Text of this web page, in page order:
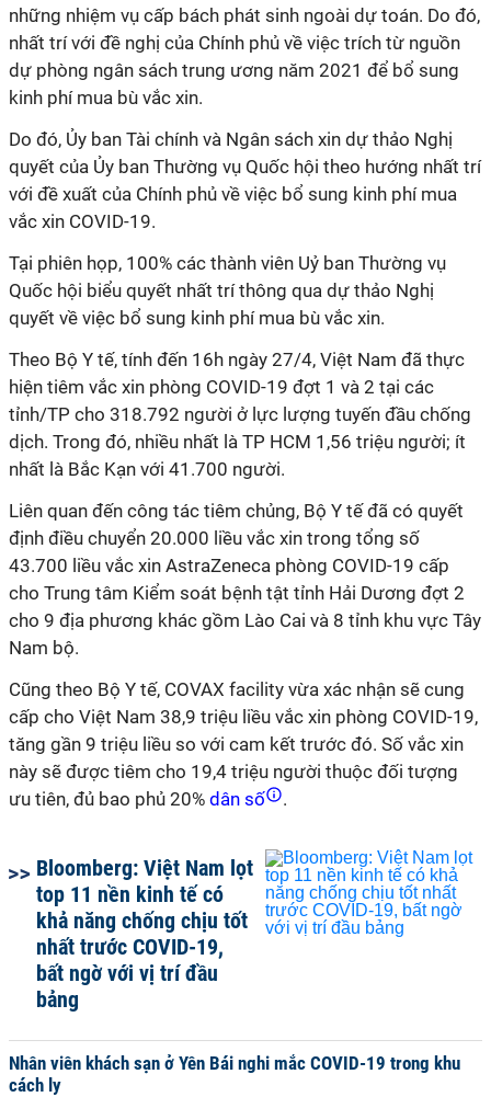
những nhiệm vụ cấp bách phát sinh ngoài dự toán. Do đó,
nhất trí với đề nghị của Chính phủ về việc trích từ nguồn
dự phòng ngân sách trung ương năm 2021 để bổ sung
kinh phí mua bù vắc xin.
Do đó, Ủy ban Tài chính và Ngân sách xin dự thảo Nghị
quyết của Ủy ban Thường vụ Quốc hội theo hướng nhất trí
với đề xuất của Chính phủ về việc bổ sung kinh phí mua
vắc xin COVID-19.
Tại phiên họp, 100% các thành viên Uỷ ban Thường vụ
Quốc hội biểu quyết nhất trí thông qua dự thảo Nghị
quyết về việc bổ sung kinh phí mua bù vắc xin.
Theo Bộ Y tế, tính đến 16h ngày 27/4, Việt Nam đã thực
hiện tiêm vắc xin phòng COVID-19 đợt 1 và 2 tại các
tỉnh/TP cho 318.792 người ở lực lượng tuyến đầu chống
dịch. Trong đó, nhiều nhất là TP HCM 1,56 triệu người; ít
nhất là Bắc Kạn với 41.700 người.
Liên quan đến công tác tiêm chủng, Bộ Y tế đã có quyết
định điều chuyển 20.000 liều vắc xin trong tổng số
43.700 liều vắc xin AstraZeneca phòng COVID-19 cấp
cho Trung tâm Kiểm soát bệnh tật tỉnh Hải Dương đợt 2
cho 9 địa phương khác gồm Lào Cai và 8 tỉnh khu vực Tây
Nam bộ.
Cũng theo Bộ Y tế, COVAX facility vừa xác nhận sẽ cung
cấp cho Việt Nam 38,9 triệu liều vắc xin phòng COVID-19,
tăng gần 9 triệu liều so với cam kết trước đó. Số vắc xin
này sẽ được tiêm cho 19,4 triệu người thuộc đối tượng
ưu tiên, đủ bao phủ 20% dân số .
Bloomberg: Việt Nam lọt
top 11 nền kinh tế có
khả năng chống chịu tốt
nhất trước COVID-19,
bất ngờ với vị trí đầu
bảng
Nhân viên khách sạn ở Yên Bái nghi mắc COVID-19 trong khu
cách ly